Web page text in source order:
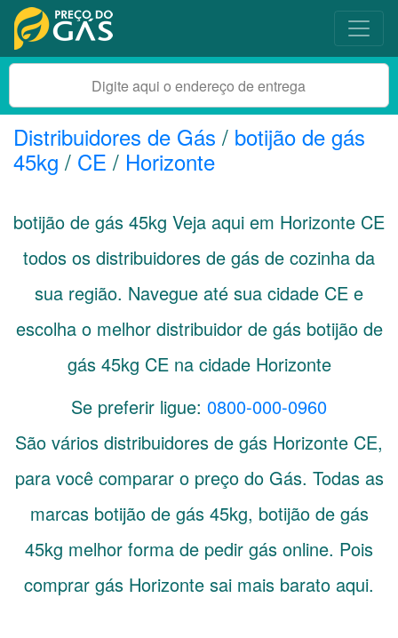
Distribuidores de Gás / botijão de gás
45kg / CE / Horizonte
botijão de gás 45kg Veja aqui em Horizonte CE
todos os distribuidores de gás de cozinha da
sua região. Navegue até sua cidade CE e
escolha o melhor distribuidor de gás botijão de
gás 45kg CE na cidade Horizonte
Se preferir ligue: 0800-000-0960
São vários distribuidores de gás Horizonte CE,
para você comparar o preço do Gás. Todas as
marcas botijão de gás 45kg, botijão de gás
45kg melhor forma de pedir gás online. Pois
comprar gás Horizonte sai mais barato aqui.